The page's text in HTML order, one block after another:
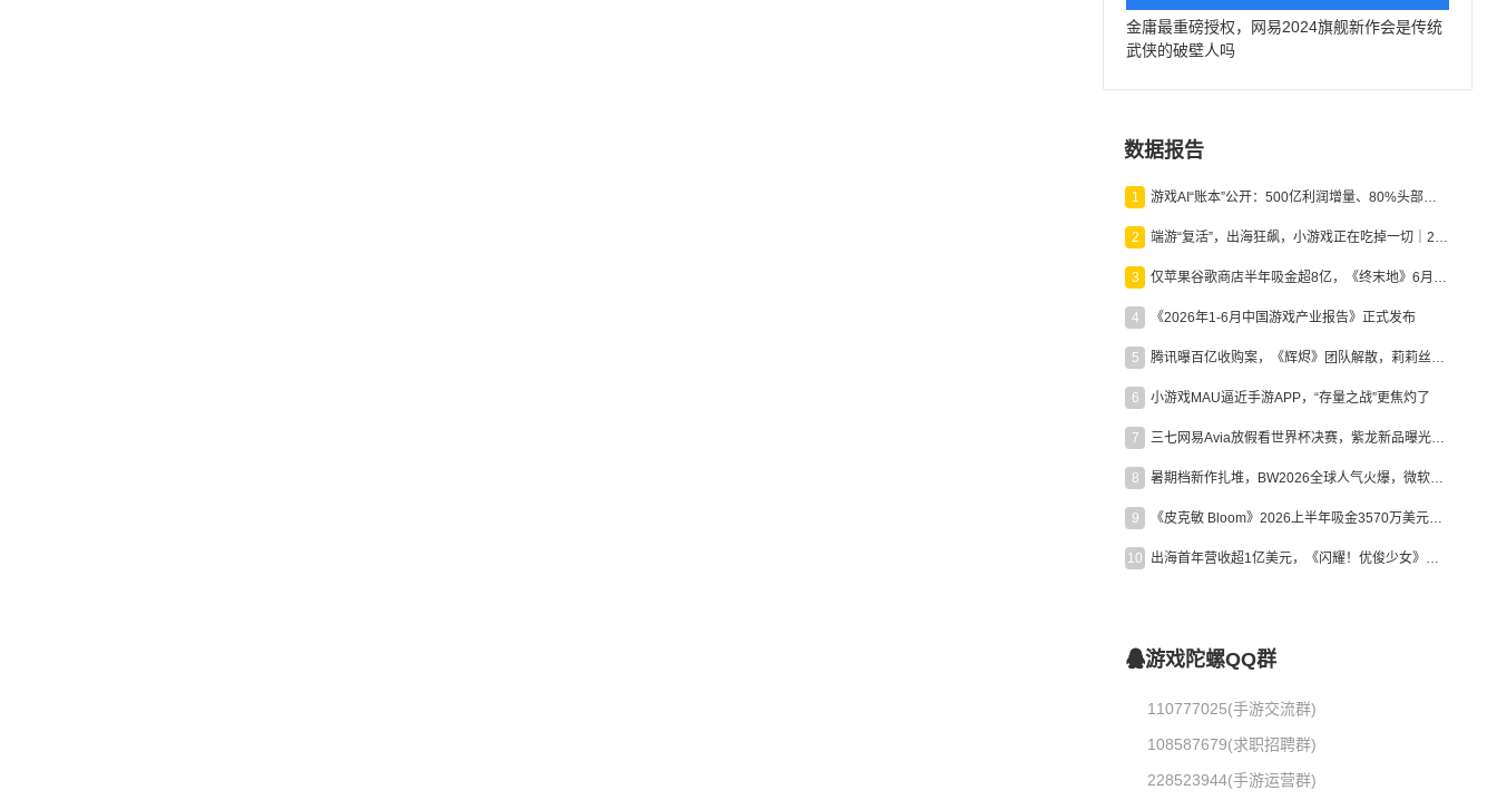
金庸最重磅授权，网易2024旗舰新作会是传统
武侠的破壁人吗
数据报告
1 游戏AI“账本”公开：500亿利润增量、80%头部入局，谁在闷声发财？
2 端游“复活”，出海狂飙，小游戏正在吃掉一切｜2026上半年产业报告
3 仅苹果谷歌商店半年吸金超8亿，《终末地》6月份收入显著回暖
4 《2026年1-6月中国游戏产业报告》正式发布
5 腾讯曝百亿收购案，《辉烬》团队解散，莉莉丝新作曝光｜陀螺周报
6 小游戏MAU逼近手游APP，“存量之战”更焦灼了
7 三七网易Avia放假看世界杯决赛，紫龙新品曝光，米哈游新作上线 | 陀螺周报
8 暑期档新作扎堆，BW2026全球人气火爆，微软XBOX大裁员|陀螺周报
9 《皮克敏 Bloom》2026上半年吸金3570万美元，中国台湾成最大市场
10 出海首年营收超1亿美元，《闪耀！优俊少女》美国市场占比达七成
游戏陀螺QQ群
110777025(手游交流群)
108587679(求职招聘群)
228523944(手游运营群)